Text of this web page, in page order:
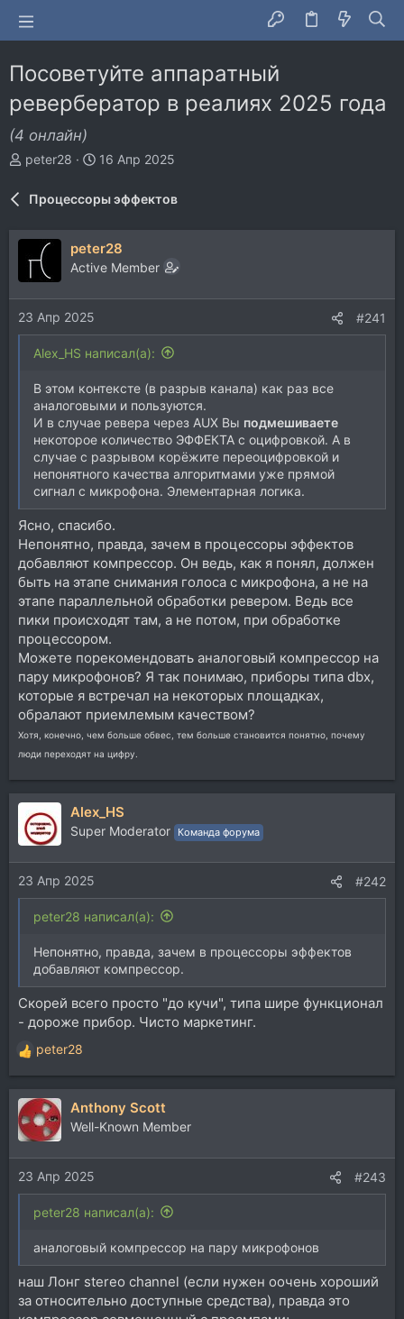
Посоветуйте аппаратный
ревербератор в реалиях 2025 года
(4 онлайн)
А
т
р
т
е
м
peter28
Д
н
а
16 Апр 2025
Процессоры эффектов
peter28
Active Member
23 Апр 2025 #241
Alex_HS написал(а):
В этом контексте (в разрыв канала) как раз все
аналоговыми и пользуются.
И в случае ревера через AUX Вы подмешиваете
некоторое количество ЭФФЕКТА с оцифровкой. А в
случае с разрывом корёжите переоцифровкой и
непонятного качества алгоритмами уже прямой
сигнал с микрофона. Элементарная логика.
Ясно, спасибо.
Непонятно, правда, зачем в процессоры эффектов
добавляют компрессор. Он ведь, как я понял, должен
быть на этапе снимания голоса с микрофона, а не на
этапе параллельной обработки ревером. Ведь все
пики происходят там, а не потом, при обработке
процессором.
Можете порекомендовать аналоговый компрессор на
пару микрофонов? Я так понимаю, приборы типа dbx,
которые я встречал на некоторых площадках,
обралают приемлемым качеством?
Хотя, конечно, чем больше обвес, тем больше становится понятно, почему
люди переходят на цифру.
Alex_HS
Super Moderator Команда форума
23 Апр 2025 #242
peter28 написал(а):
Непонятно, правда, зачем в процессоры эффектов
добавляют компрессор.
Скорей всего просто "до кучи", типа шире функционал
- дороже прибор. Чисто маркетинг.
Р
е
а
к
ц
и
и
:
peter28
Anthony Scott
Well-Known Member
23 Апр 2025 #243
peter28 написал(а):
аналоговый компрессор на пару микрофонов
наш Лонг stereo channel (если нужен оочень хороший
за относительно доступные средства), правда это